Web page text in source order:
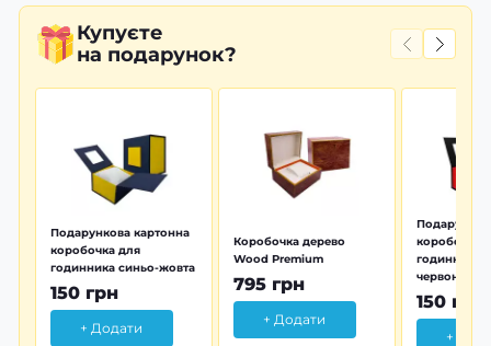
Купуєте
на подарунок?
Подарункова картонна
коробочка для
годинника синьо-жовта
150 грн
+ Додати
Коробочка дерево
Wood Premium
795 грн
+ Додати
коробочка
годинника
червона
150 грн
+